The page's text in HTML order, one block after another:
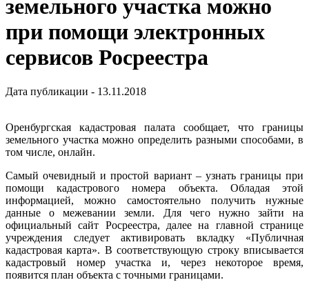
земельного участка можно
при помощи электронных
сервисов Росреестра
Дата публикации - 13.11.2018
Оренбургская кадастровая палата сообщает, что границы
земельного участка можно определить разными способами, в
том числе, онлайн.
Самый очевидный и простой вариант – узнать границы при
помощи кадастрового номера объекта. Обладая этой
информацией, можно самостоятельно получить нужные
данные о межевании земли. Для чего нужно зайти на
официальный сайт Росреестра, далее на главной странице
учреждения следует активировать вкладку «Публичная
кадастровая карта». В соответствующую строку вписывается
кадастровый номер участка и, через некоторое время,
появится план объекта с точными границами.